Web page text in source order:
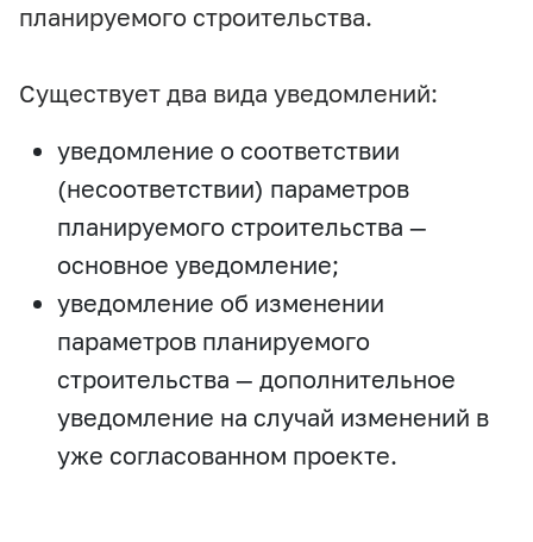
планируемого строительства.
Существует два вида уведомлений:
уведомление о соответствии
(несоответствии) параметров
планируемого строительства —
основное уведомление;
уведомление об изменении
параметров планируемого
строительства — дополнительное
уведомление на случай изменений в
уже согласованном проекте.